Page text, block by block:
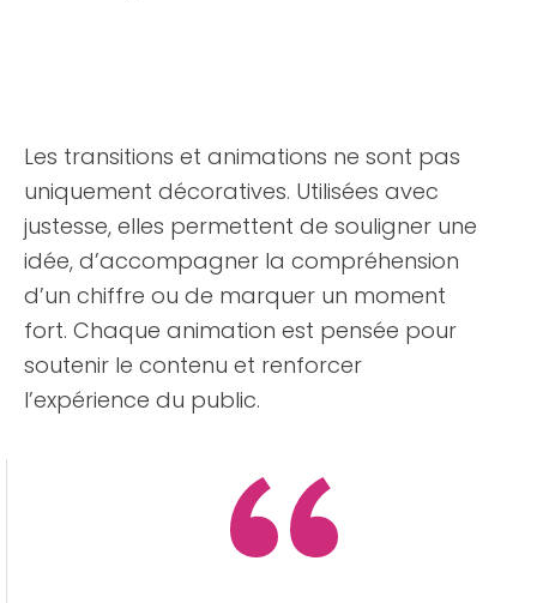
Les transitions et animations ne sont pas
uniquement décoratives. Utilisées avec
justesse, elles permettent de souligner une
idée, d’accompagner la compréhension
d’un chiffre ou de marquer un moment
fort. Chaque animation est pensée pour
soutenir le contenu et renforcer
l’expérience du public.